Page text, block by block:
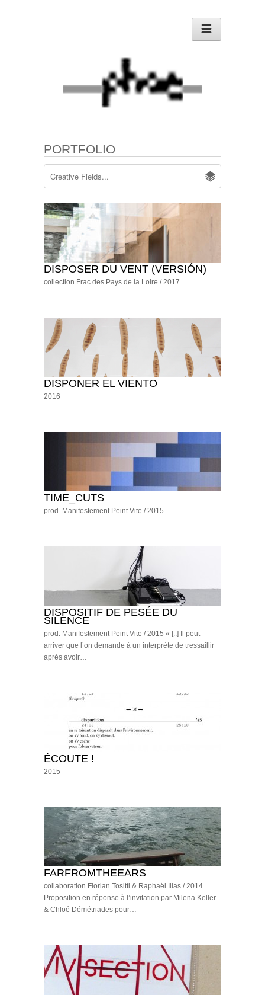
PORTFOLIO
DISPOSER DU VENT (VERSIÓN)
collection Frac des Pays de la Loire / 2017
DISPONER EL VIENTO
2016
TIME_CUTS
prod. Manifestement Peint Vite / 2015
DISPOSITIF DE PESÉE DU
SILENCE
prod. Manifestement Peint Vite / 2015 « [..] Il peut
arriver que l’on demande à un interprète de tressaillir
après avoir…
ÉCOUTE !
2015
FARFROMTHEEARS
collaboration Florian Tositti & Raphaël Ilias / 2014
Proposition en réponse à l’invitation par Milena Keller
& Chloé Démétriades pour…